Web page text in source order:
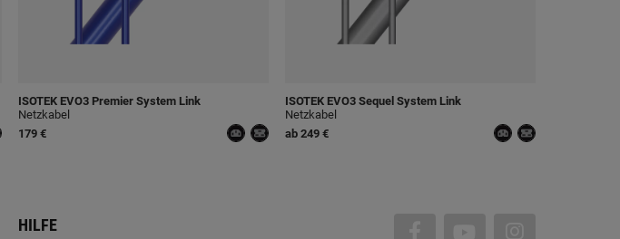
ISOTEK EVO3 Premier System Link
Netzkabel
179 €
ISOTEK EVO3 Sequel System Link
Netzkabel
ab 249 €
HILFE